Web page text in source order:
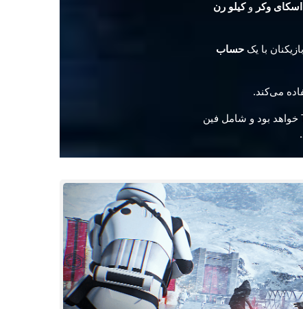
وکر وکیلو رن
با یک حساب
فصل اول، که قرار است در آذر ۱۳۹۶ منتشر شود، بر اساس فیلم آینده جنگ ستارگان: The Last Jedi خواهد بود و شامل فین